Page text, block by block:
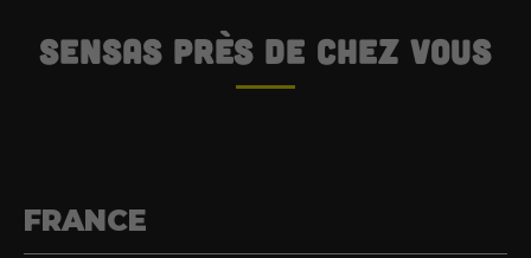
SENSAS près de chez vous
FRANCE